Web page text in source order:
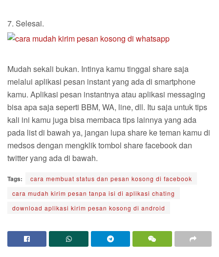
7. Selesai.
Mudah sekali bukan. Intinya kamu tinggal share saja
melalui aplikasi pesan instant yang ada di smartphone
kamu. Aplikasi pesan instantnya atau aplikasi messaging
bisa apa saja seperti BBM, WA, line, dll. Itu saja untuk tips
kali ini kamu juga bisa membaca tips lainnya yang ada
pada list di bawah ya, jangan lupa share ke teman kamu di
medsos dengan mengklik tombol share facebook dan
twitter yang ada di bawah.
Tags:
cara membuat status dan pesan kosong di facebook
cara mudah kirim pesan tanpa isi di aplikasi chating
download aplikasi kirim pesan kosong di android